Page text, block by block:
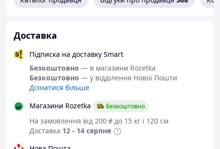
For Skoda Octavia (2005-2013)
For Skoda Yeti (2008-2017)
Доставка
Підписка на доставку Smart
Безкоштовно — в магазини Rozetka
Безкоштовно — у відділення Нової Пошти
Дізнатися більше
Магазини Rozetka
Безкоштовно
На замовлення від 200 ₴ до 15 кг і 120 см
Доставка 12 - 14 серпня